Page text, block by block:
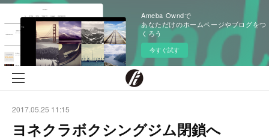
Ameba Owndで
あなただけのホームページやブログをつ
くろう
今すぐ試す
2017.05.25 11:15
ヨネクラボクシングジム閉鎖へ